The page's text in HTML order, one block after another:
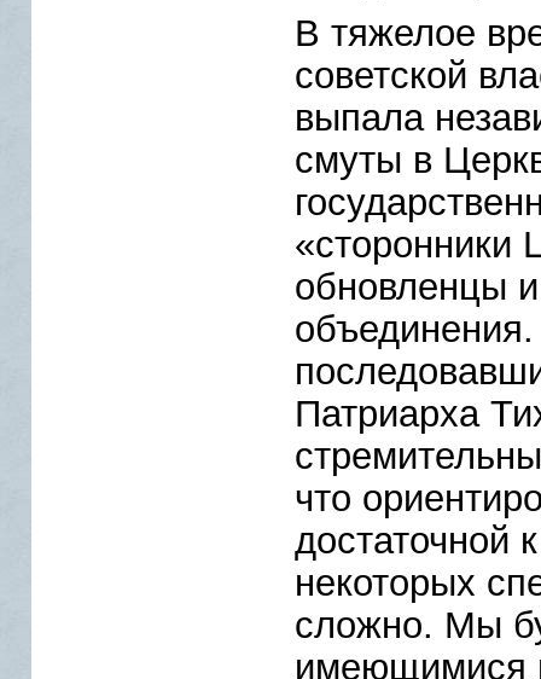
В тяжелое
советской
выпала
смуты в
«сторонники
обновленцы и
Патриарха
что
достаточной
некоторых
сложно. Мы
имеющимися